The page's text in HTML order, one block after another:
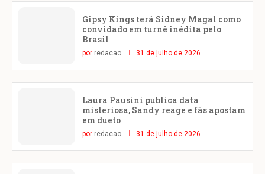
Gipsy Kings terá Sidney Magal como
convidado em turnê inédita pelo
Brasil
por redacao 31 de julho de 2026
Laura Pausini publica data
misteriosa, Sandy reage e fãs apostam
em dueto
por redacao 31 de julho de 2026